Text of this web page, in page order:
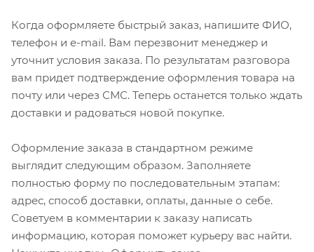
Когда оформляете быстрый заказ, напишите ФИО,
телефон и e-mail. Вам перезвонит менеджер и
уточнит условия заказа. По результатам разговора
вам придет подтверждение оформления товара на
почту или через СМС. Теперь останется только ждать
доставки и радоваться новой покупке.
Оформление заказа в стандартном режиме
выглядит следующим образом. Заполняете
полностью форму по последовательным этапам:
адрес, способ доставки, оплаты, данные о себе.
Советуем в комментарии к заказу написать
информацию, которая поможет курьеру вас найти.